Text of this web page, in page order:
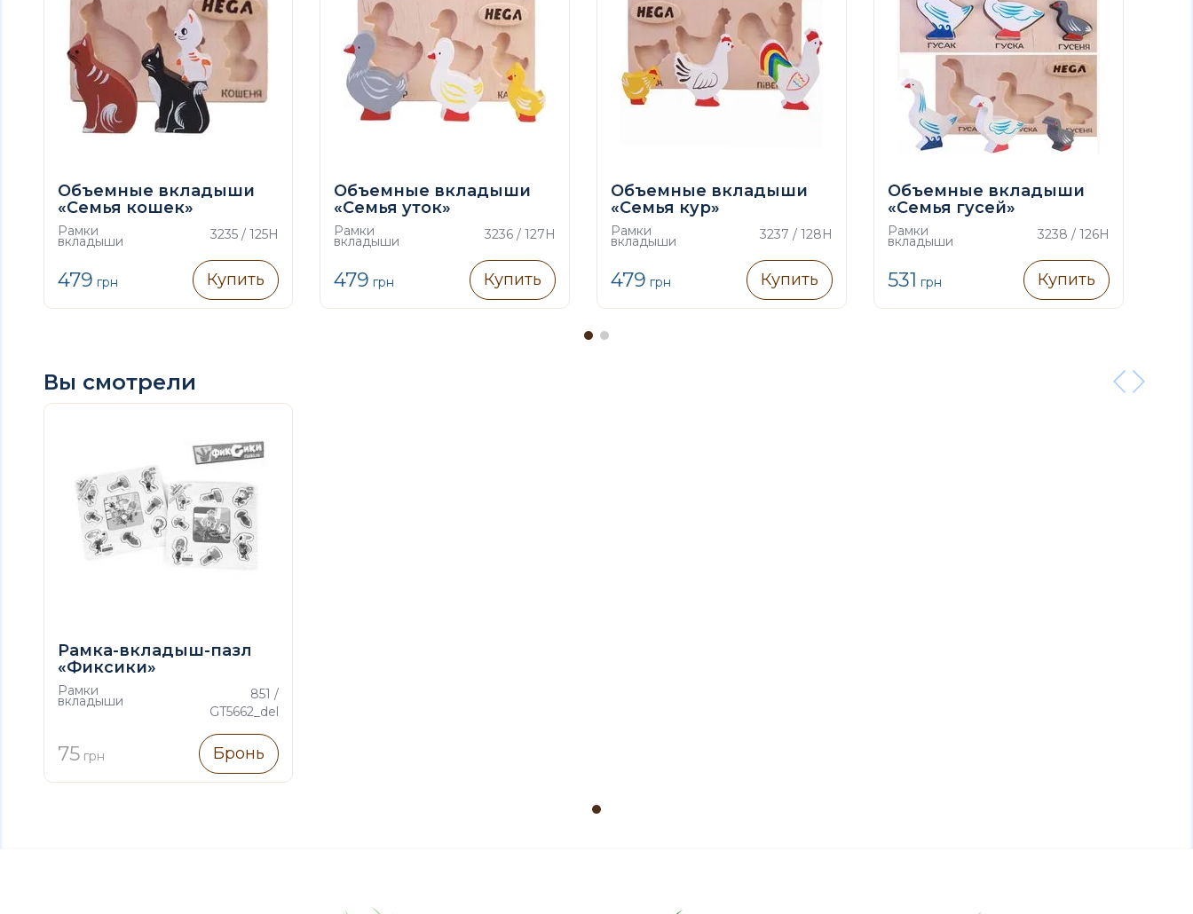
Объемные вкладыши
«Семья кошек»
Рамки
вкладыши 3235 / 125H
479 грн Купить
Объемные вкладыши
«Семья уток»
Рамки
вкладыши 3236 / 127H
479 грн Купить
Объемные вкладыши
«Семья кур»
Рамки
вкладыши 3237 / 128H
479 грн Купить
Объемные вкладыши
«Семья гусей»
Рамки
вкладыши 3238 / 126H
531 грн Купить
Вы смотрели
Рамка-вкладыш-пазл
«Фиксики»
Рамки
вкладыши
851 /
GT5662_del
75грн Бронь